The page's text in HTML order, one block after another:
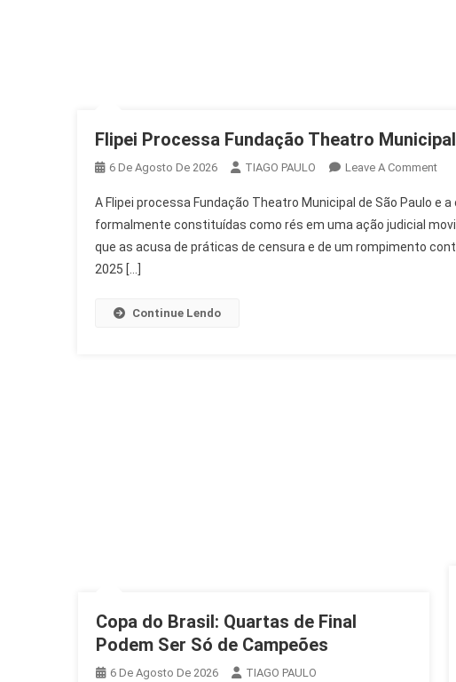
Flipei Processa Fundação Theatro
6 De Agosto De 2026 TIAGO PAULO Leave A CommentOn
A Flipei processa Fundação Theatro Municipal de São Paulo e
formalmente constituídas como rés em uma ação judicial
que as acusa de práticas de censura e de um rompimento
2025 […]
Continue Lendo
Copa do Brasil: Quartas de Final
Podem Ser Só de Campeões
6 De Agosto De 2026 TIAGO PAULO